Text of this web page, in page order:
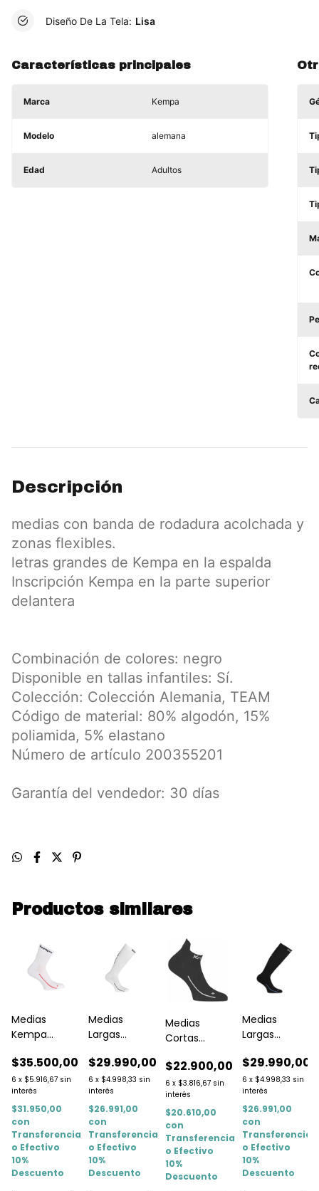
Diseño De La Tela: Lisa
Características principales
Marca Kempa
Modelo alemana
Edad Adultos
Descripción
medias con banda de rodadura acolchada y
zonas flexibles.
letras grandes de Kempa en la espalda
Inscripción Kempa en la parte superior
delantera
Combinación de colores: negro
Disponible en tallas infantiles: Sí.
Colección: Colección Alemania, TEAM
Código de material: 80% algodón, 15%
poliamida, 5% elastano
Número de artículo 200355201
Garantía del vendedor: 30 días
Productos similares
Medias
Kempa
Blancas Pack
X 3 Pares
$35.500,00
6 x $5.916,67 sin
interés
$31.950,00
con
Transferencia
o Efectivo
10%
Descuento
Medias
Largas
Kempa
$29.990,00
6 x $4.998,33 sin
interés
$26.991,00
con
Transferencia
o Efectivo
10%
Descuento
Medias
Cortas
Kempa
(pack X 2
Pares)
$22.900,00
6 x $3.816,67 sin
interés
$20.610,00
con
Transferencia
o Efectivo
10%
Descuento
Medias
Largas
Kempa
$29.990,00
6 x $4.998,33 sin
interés
$26.991,00
con
Transferencia
o Efectivo
10%
Descuento